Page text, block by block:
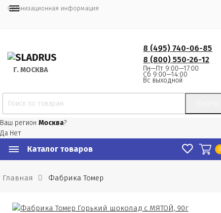
Организационная информация
Г. МОСКВА
8 (495) 740-06-85
8 (800) 550-26-12
Пн—Пт 9:00—17:00
Сб 9:00—14:00
Вс выходной
Ваш регион Москва?
Да Нет
Каталог товаров
Главная Фабрика Томер